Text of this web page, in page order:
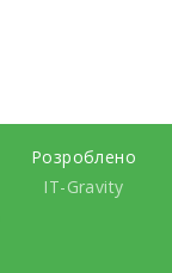
Розроблено
IT-Gravity